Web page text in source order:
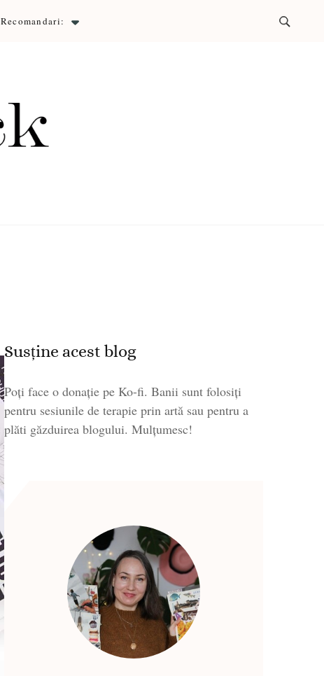
Recomandari:
Susține acest blog
Poți face o donație pe Ko-fi. Banii sunt folosiți
pentru sesiunile de terapie prin artă sau pentru a
plăti găzduirea blogului. Mulțumesc!